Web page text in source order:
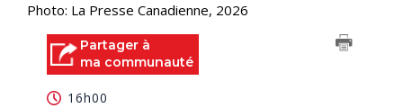
Photo: La Presse Canadienne, 2026
Partager à
ma communauté
16h00